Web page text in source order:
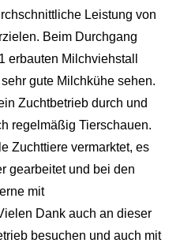
Leistung von
Beim Durchgang
erbauten Milchviehstall
gute Milchkühe sehen.
Zuchtbetrieb durch und
regelmäßig Tierschauen.
Zuchttiere vermarktet, es
gearbeitet und bei den
mit
Dank auch an dieser
besuchen und auch mit